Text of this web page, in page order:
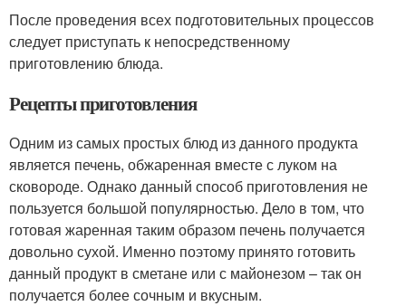
После проведения всех подготовительных процессов
следует приступать к непосредственному
приготовлению блюда.
Рецепты приготовления
Одним из самых простых блюд из данного продукта
является печень, обжаренная вместе с луком на
сковороде. Однако данный способ приготовления не
пользуется большой популярностью. Дело в том, что
готовая жаренная таким образом печень получается
довольно сухой. Именно поэтому принято готовить
данный продукт в сметане или с майонезом – так он
получается более сочным и вкусным.